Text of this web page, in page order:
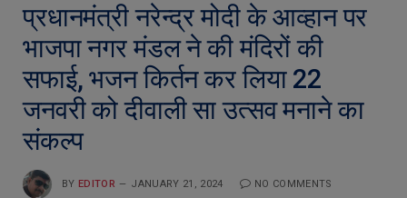
प्रधानमंत्री नरेन्द्र मोदी के आव्हान पर
भाजपा नगर मंडल ने की मंदिरों की
सफाई, भजन किर्तन कर लिया 22
जनवरी को दीवाली सा उत्सव मनाने का
संकल्प
BY EDITOR JANUARY 21, 2024 NO COMMENTS